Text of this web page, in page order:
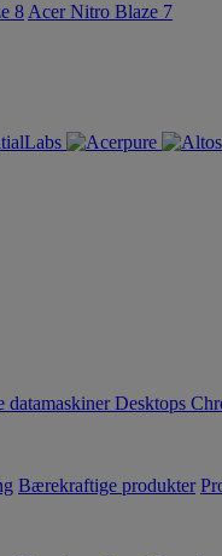
8 Acer Nitro Blaze 7
datamaskinerDesktops
Bærekraftige produkter